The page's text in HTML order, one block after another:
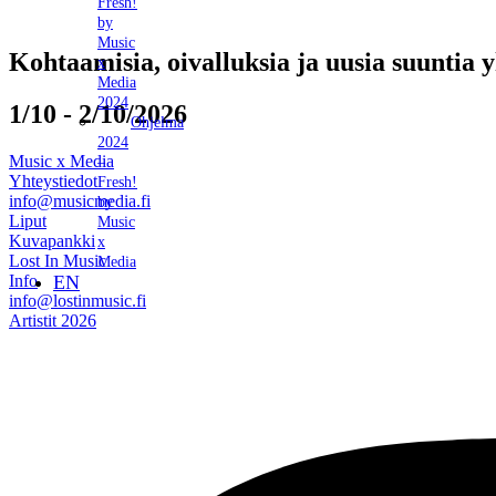
by
Music
x
Media
2024
Ohjelma
2024
–
Fresh!
by
Music
x
Media
EN
Kohtaamisia, oivalluksia ja uusia suuntia
1/10 - 2/10/2026
Music x Media
Yhteystiedot
info@musicmedia.fi
Liput
Kuvapankki
Lost In Music
Info
info@lostinmusic.fi
Artistit 2026